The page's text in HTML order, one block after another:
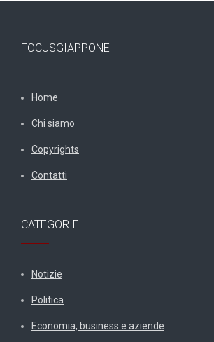
FOCUSGIAPPONE
Home
Chi siamo
Copyrights
Contatti
CATEGORIE
Notizie
Politica
Economia, business e aziende